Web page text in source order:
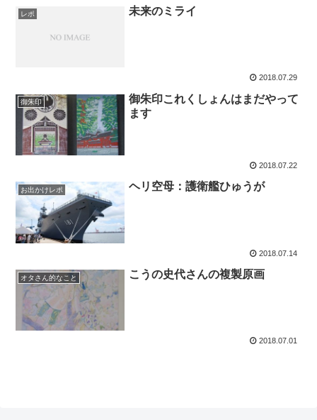
レポ 未来のミライ
2018.07.29
御朱印
御朱印これくしょんはまだやって
ます
2018.07.22
お出かけレポ ヘリ空母：護衛艦ひゅうが
2018.07.14
オタさん的なこと こうの史代さんの複製原画
2018.07.01